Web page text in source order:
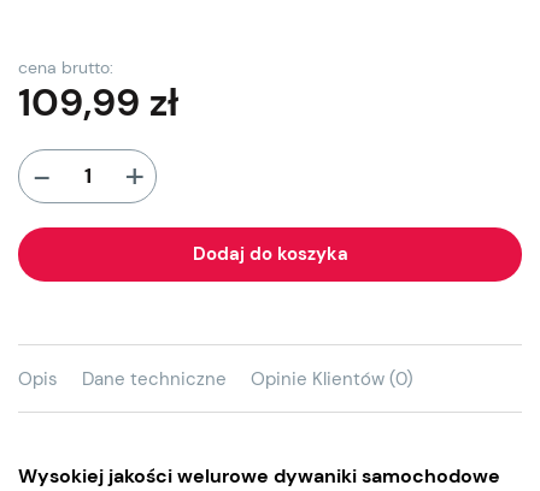
cena brutto:
109,99 zł
- +
Dodaj do koszyka
Opis Dane techniczne Opinie Klientów (0)
Wysokiej jakości welurowe dywaniki samochodowe